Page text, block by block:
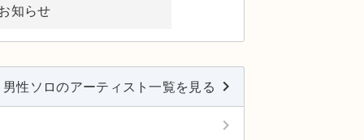
知らせ
男性ソロのアーティスト一覧を見る keyboard_arrow_right
keyboard_arrow_right